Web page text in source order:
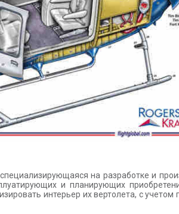
на разработке и
и планирующих
интерьер их вертолета, с